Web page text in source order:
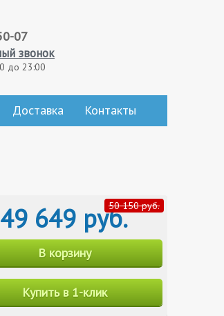
07
звонок
до 23:00
Доставка Контакты
49 649 руб.50 150 руб.
В корзину
Купить в 1-клик